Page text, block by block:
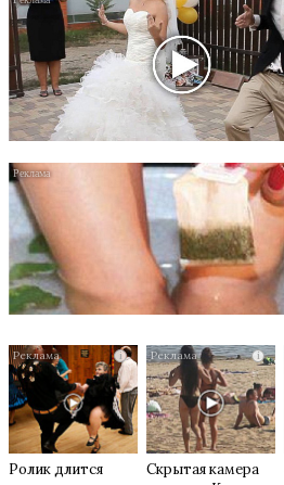
i
Ролик длится
i
Скрытая камера